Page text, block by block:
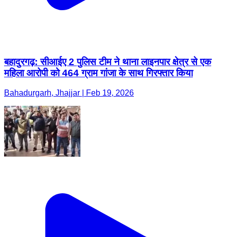
बहादुरगढ़: सीआईए 2 पुलिस टीम ने थाना लाइनपार क्षेत्र से एक
महिला आरोपी को 464 ग्राम गांजा के साथ गिरफ्तार किया
Bahadurgarh, Jhajjar | Feb 19, 2026